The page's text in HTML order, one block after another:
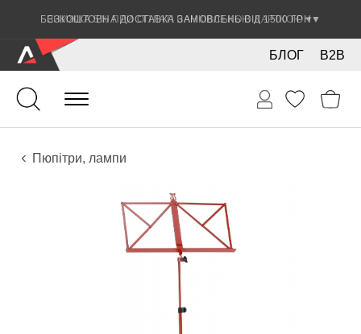
ЗНИЖКА 5% ПРИ ОПЛАТІ БАНКІВСЬКОЮ КАРТКОЮ ▼
B2B
БЛОГ
Клавішні
Аксесуари
Пюпітри, лампи